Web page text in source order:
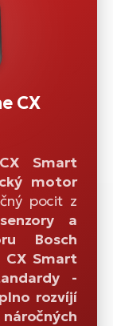
CX
Smart
motor
pocit z
a
Bosch
CX Smart
-
rozvíjí